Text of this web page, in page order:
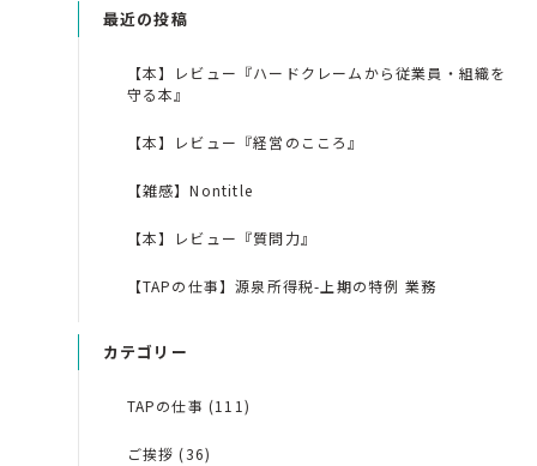
最近の投稿
【本】レビュー『ハードクレームから従業員・組織を
守る本』
【本】レビュー『経営のこころ』
【雑感】Nontitle
【本】レビュー『質問力』
【TAPの仕事】源泉所得税-上期の特例 業務
カテゴリー
TAPの仕事 (111)
ご挨拶 (36)